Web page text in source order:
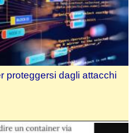
proteggersi dagli attacchi